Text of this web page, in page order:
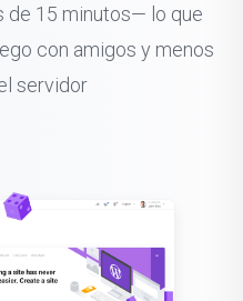
de 15 minutos— lo que
con amigos y menos
servidor.